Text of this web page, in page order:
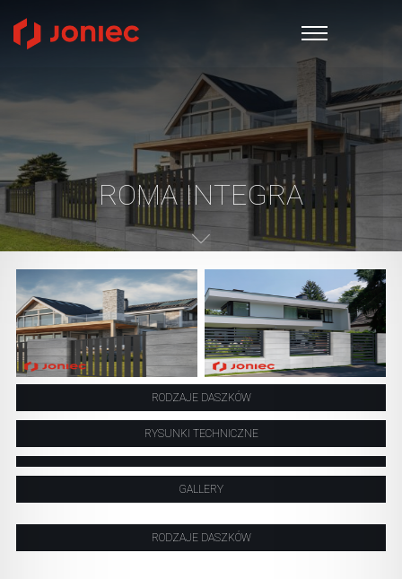
ROMA INTEGRA
RODZAJE DASZKÓW
RYSUNKI TECHNICZNE
GALLERY
RODZAJE DASZKÓW